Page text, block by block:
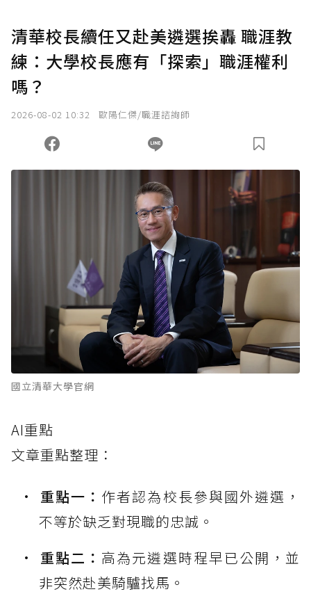
確認送出
您當前剩餘 U 利點數：0點；前往 購買點數
清華校長續任又赴美遴選挨轟 職涯教
練：大學校長應有「探索」職涯權利
嗎？
2026-08-02 10:32 歐陽仁傑/職涯諮詢師
國立清華大學官網
AI重點
文章重點整理：
重點一： 作者認為校長參與國外遴選，
不等於缺乏對現職的忠誠。
重點二： 高為元遴選時程早已公開，並
非突然赴美騎驢找馬。